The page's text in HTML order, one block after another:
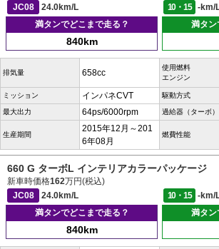
JC08 24.0km/L 10・15
-km/
満タンでどこまで走る？
840km
満タン
排気量 658cc
使用燃料
エンジン
ミッション インパネCVT 駆動方式
最大出力 64ps/6000rpm 過給器（ターボ）
生産期間
2015年12月～201
6年08月
燃費性能
660 G ターボL インテリアカラーパッケージ
新車時価格162万円(税込)
JC08
24.0km/L 10・15
-km/
満タンでどこまで走る？
840km
満タン